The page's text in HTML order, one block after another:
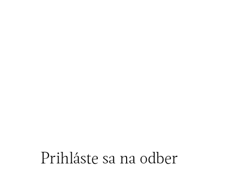
Prihláste sa na odber